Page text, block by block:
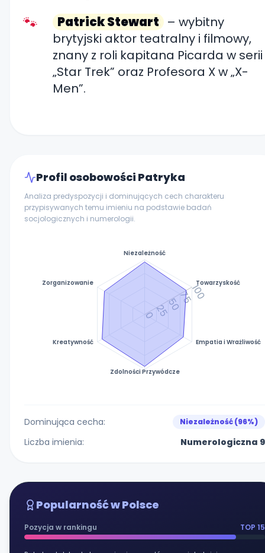
Patrick Stewart – wybitny
brytyjski aktor teatralny i filmowy,
znany z roli kapitana Picarda w serii
„Star Trek” oraz Profesora X w „X-
Men”.
Profil osobowości Patryka
Analiza predyspozycji i dominujących cech charakteru
przypisywanych temu imieniu na podstawie badań
socjologicznych i numerologii.
Niezależność
Towarzyskość
Empatia i Wrażliwość
Zdolności Przywódcze
Kreatywność
Zorganizowanie
0255075100
Dominująca cecha: Niezależność (96%)
Liczba imienia: Numerologiczna 9
Popularność w Polsce
Pozycja w rankingu TOP 15